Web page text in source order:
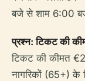
बजे से शाम 6:00
प्रश्न: टिकट की
टिकट की कीमत
नागरिकों (65+) के